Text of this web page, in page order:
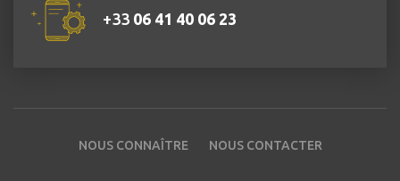
+33 06 41 40 06 23
NOUS CONNAÎTRE NOUS CONTACTER